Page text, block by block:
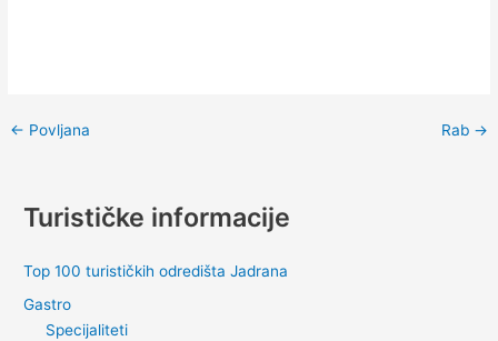
← Povljana Rab →
Turističke informacije
Top 100 turističkih odredišta Jadrana
Gastro
Specijaliteti